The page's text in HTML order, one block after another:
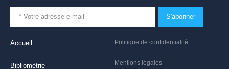
Politique de confidentialité
Mentions légales
Accueil
Bibliométrie
S'abonner